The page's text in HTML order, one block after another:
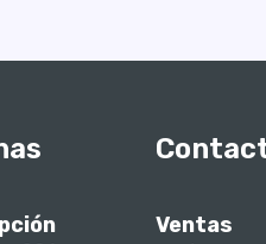
Ventas